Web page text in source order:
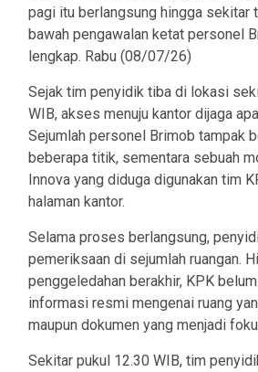
pagi itu berlangsung hingga sekitar
bawah pengawalan ketat personel
lengkap. Rabu (08/07/26)
Sejak tim penyidik tiba di lokasi
WIB, akses menuju kantor dijaga
Sejumlah personel Brimob tampak
beberapa titik, sementara sebuah
Innova yang diduga digunakan tim
halaman kantor.
Selama proses berlangsung,
pemeriksaan di sejumlah ruangan.
penggeledahan berakhir, KPK
informasi resmi mengenai ruang
maupun dokumen yang menjadi
Sekitar pukul 12.30 WIB, tim